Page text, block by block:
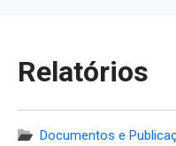
Relatórios
Documentos e